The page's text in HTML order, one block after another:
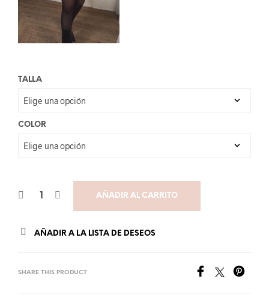
TALLA
COLOR
AÑADIR AL CARRITO
AÑADIR A LA LISTA DE DESEOS
SHARE THIS PRODUCT